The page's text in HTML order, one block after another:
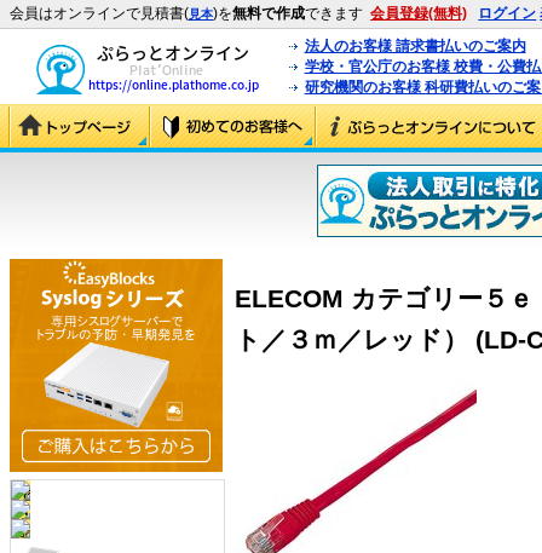
会員はオンラインで見積書(見本)を無料で作成できます 会員登録(無料) ログイン
法人のお客様 請求書払いのご案内
学校・官公庁のお客様 校費・公費
研究機関のお客様 科研費払いのご
ELECOM カテゴリー５
ト／３ｍ／レッド） (LD-